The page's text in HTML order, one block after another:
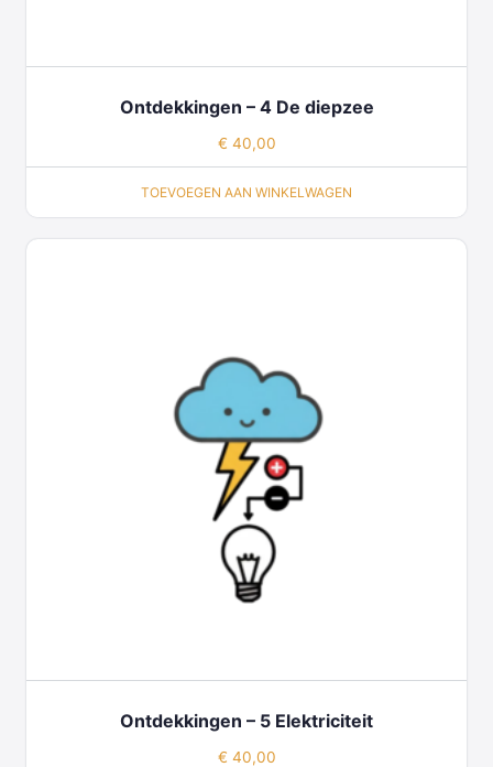
Ontdekkingen – 4 De diepzee
€ 40,00
TOEVOEGEN AAN WINKELWAGEN
Ontdekkingen – 5 Elektriciteit
€ 40,00